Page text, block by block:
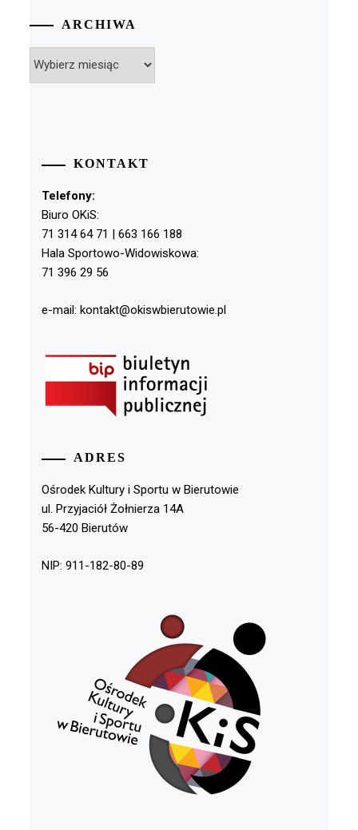
ARCHIWA
KONTAKT
Telefony:
Biuro OKiS:
71 314 64 71 | 663 166 188
Hala Sportowo-Widowiskowa:
71 396 29 56
e-mail: kontakt@okiswbierutowie.pl
ADRES
Ośrodek Kultury i Sportu w Bierutowie
ul. Przyjaciół Żołnierza 14A
56-420 Bierutów
NIP: 911-182-80-89